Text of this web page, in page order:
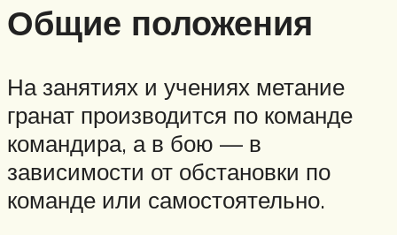
Общие положения
На занятиях и учениях метание
гранат производится по команде
командира, а в бою — в
зависимости от обстановки по
команде или самостоятельно.